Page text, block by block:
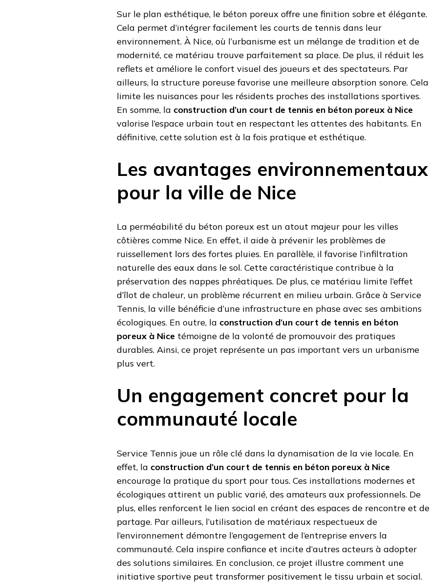
Sur le plan esthétique, le béton poreux offre une finition sobre et élégante.
Cela permet d’intégrer facilement les courts de tennis dans leur
environnement. À Nice, où l’urbanisme est un mélange de tradition et de
modernité, ce matériau trouve parfaitement sa place. De plus, il réduit les
reflets et améliore le confort visuel des joueurs et des spectateurs. Par
ailleurs, la structure poreuse favorise une meilleure absorption sonore. Cela
limite les nuisances pour les résidents proches des installations sportives.
En somme, la construction d’un court de tennis en béton poreux à Nice
valorise l’espace urbain tout en respectant les attentes des habitants. En
définitive, cette solution est à la fois pratique et esthétique.
Les avantages environnementaux
pour la ville de Nice
La perméabilité du béton poreux est un atout majeur pour les villes
côtières comme Nice. En effet, il aide à prévenir les problèmes de
ruissellement lors des fortes pluies. En parallèle, il favorise l’infiltration
naturelle des eaux dans le sol. Cette caractéristique contribue à la
préservation des nappes phréatiques. De plus, ce matériau limite l’effet
d’îlot de chaleur, un problème récurrent en milieu urbain. Grâce à Service
Tennis, la ville bénéficie d’une infrastructure en phase avec ses ambitions
écologiques. En outre, la construction d’un court de tennis en béton
poreux à Nice témoigne de la volonté de promouvoir des pratiques
durables. Ainsi, ce projet représente un pas important vers un urbanisme
plus vert.
Un engagement concret pour la
communauté locale
Service Tennis joue un rôle clé dans la dynamisation de la vie locale. En
effet, la construction d’un court de tennis en béton poreux à Nice
encourage la pratique du sport pour tous. Ces installations modernes et
écologiques attirent un public varié, des amateurs aux professionnels. De
plus, elles renforcent le lien social en créant des espaces de rencontre et de
partage. Par ailleurs, l’utilisation de matériaux respectueux de
l’environnement démontre l’engagement de l’entreprise envers la
communauté. Cela inspire confiance et incite d’autres acteurs à adopter
des solutions similaires. En conclusion, ce projet illustre comment une
initiative sportive peut transformer positivement le tissu urbain et social.